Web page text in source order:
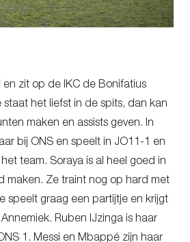
en zit op de IKC de Bonifatius
het liefst in de spits, dan kan
maken en assists geven. In
bij ONS en speelt in JO11-1 en
team. Soraya is al heel goed in
maken. Ze traint nog op hard met
speelt graag een partijtje en krijgt
Ruben IJzinga is haar
1. Messi en Mbappé zijn haar